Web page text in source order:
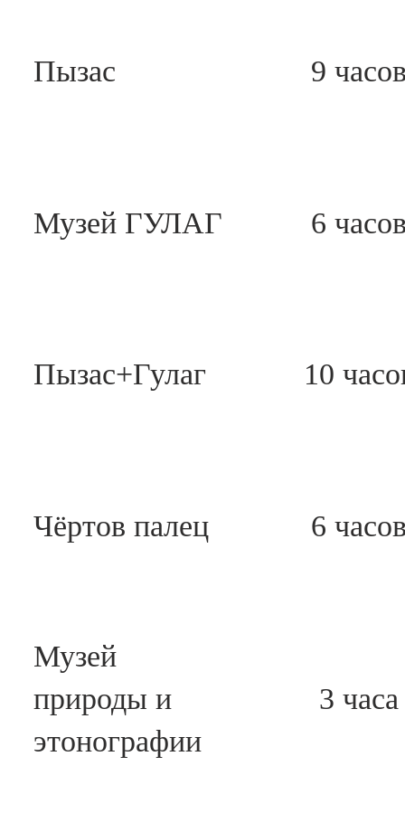
Пызас 9
Музей ГУЛАГ 6
Пызас+Гулаг 10
Чёртов палец 6
Музей
природы и
этонографии
3 часа